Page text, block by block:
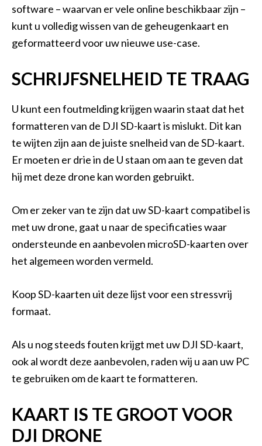
software – waarvan er vele online beschikbaar zijn –
kunt u volledig wissen van de geheugenkaart en
geformatteerd voor uw nieuwe use-case.
SCHRIJFSNELHEID TE TRAAG
U kunt een foutmelding krijgen waarin staat dat het
formatteren van de DJI SD-kaart is mislukt. Dit kan
te wijten zijn aan de juiste snelheid van de SD-kaart.
Er moeten er drie in de U staan om aan te geven dat
hij met deze drone kan worden gebruikt.
Om er zeker van te zijn dat uw SD-kaart compatibel is
met uw drone, gaat u naar de specificaties waar
ondersteunde en aanbevolen microSD-kaarten over
het algemeen worden vermeld.
Koop SD-kaarten uit deze lijst voor een stressvrij
formaat.
Als u nog steeds fouten krijgt met uw DJI SD-kaart,
ook al wordt deze aanbevolen, raden wij u aan uw PC
te gebruiken om de kaart te formatteren.
KAART IS TE GROOT VOOR
DJI DRONE